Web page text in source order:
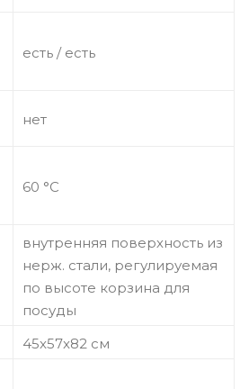
есть / есть
нет
60 °C
внутренняя поверхность из
нерж. стали, регулируемая
по высоте корзина для
посуды
45x57x82 см